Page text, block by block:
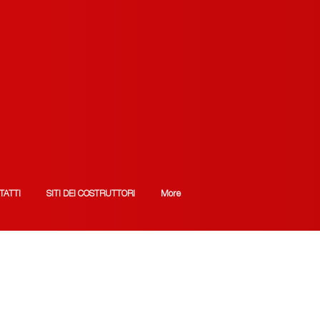
SITI DEI COSTRUTTORI More